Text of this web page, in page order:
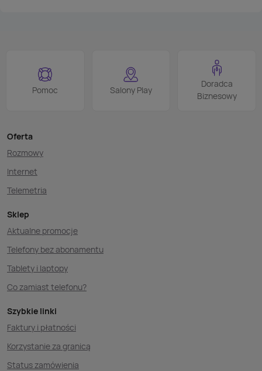
Pomoc Salony Play
Doradca
Biznesowy
Oferta
Rozmowy
Internet
Telemetria
Sklep
Aktualne promocje
Telefony bez abonamentu
Tablety i laptopy
Co zamiast telefonu?
Szybkie linki
Faktury i płatności
Korzystanie za granicą
Status zamówienia